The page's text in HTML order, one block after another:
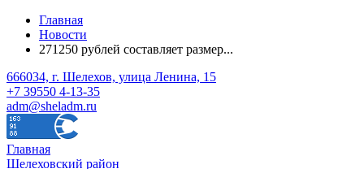
Главная
Новости
271250 рублей составляет размер...
666034, г. Шелехов, улица Ленина, 15
+7 39550 4-13-35
adm@sheladm.ru
Главная
Шелеховский район